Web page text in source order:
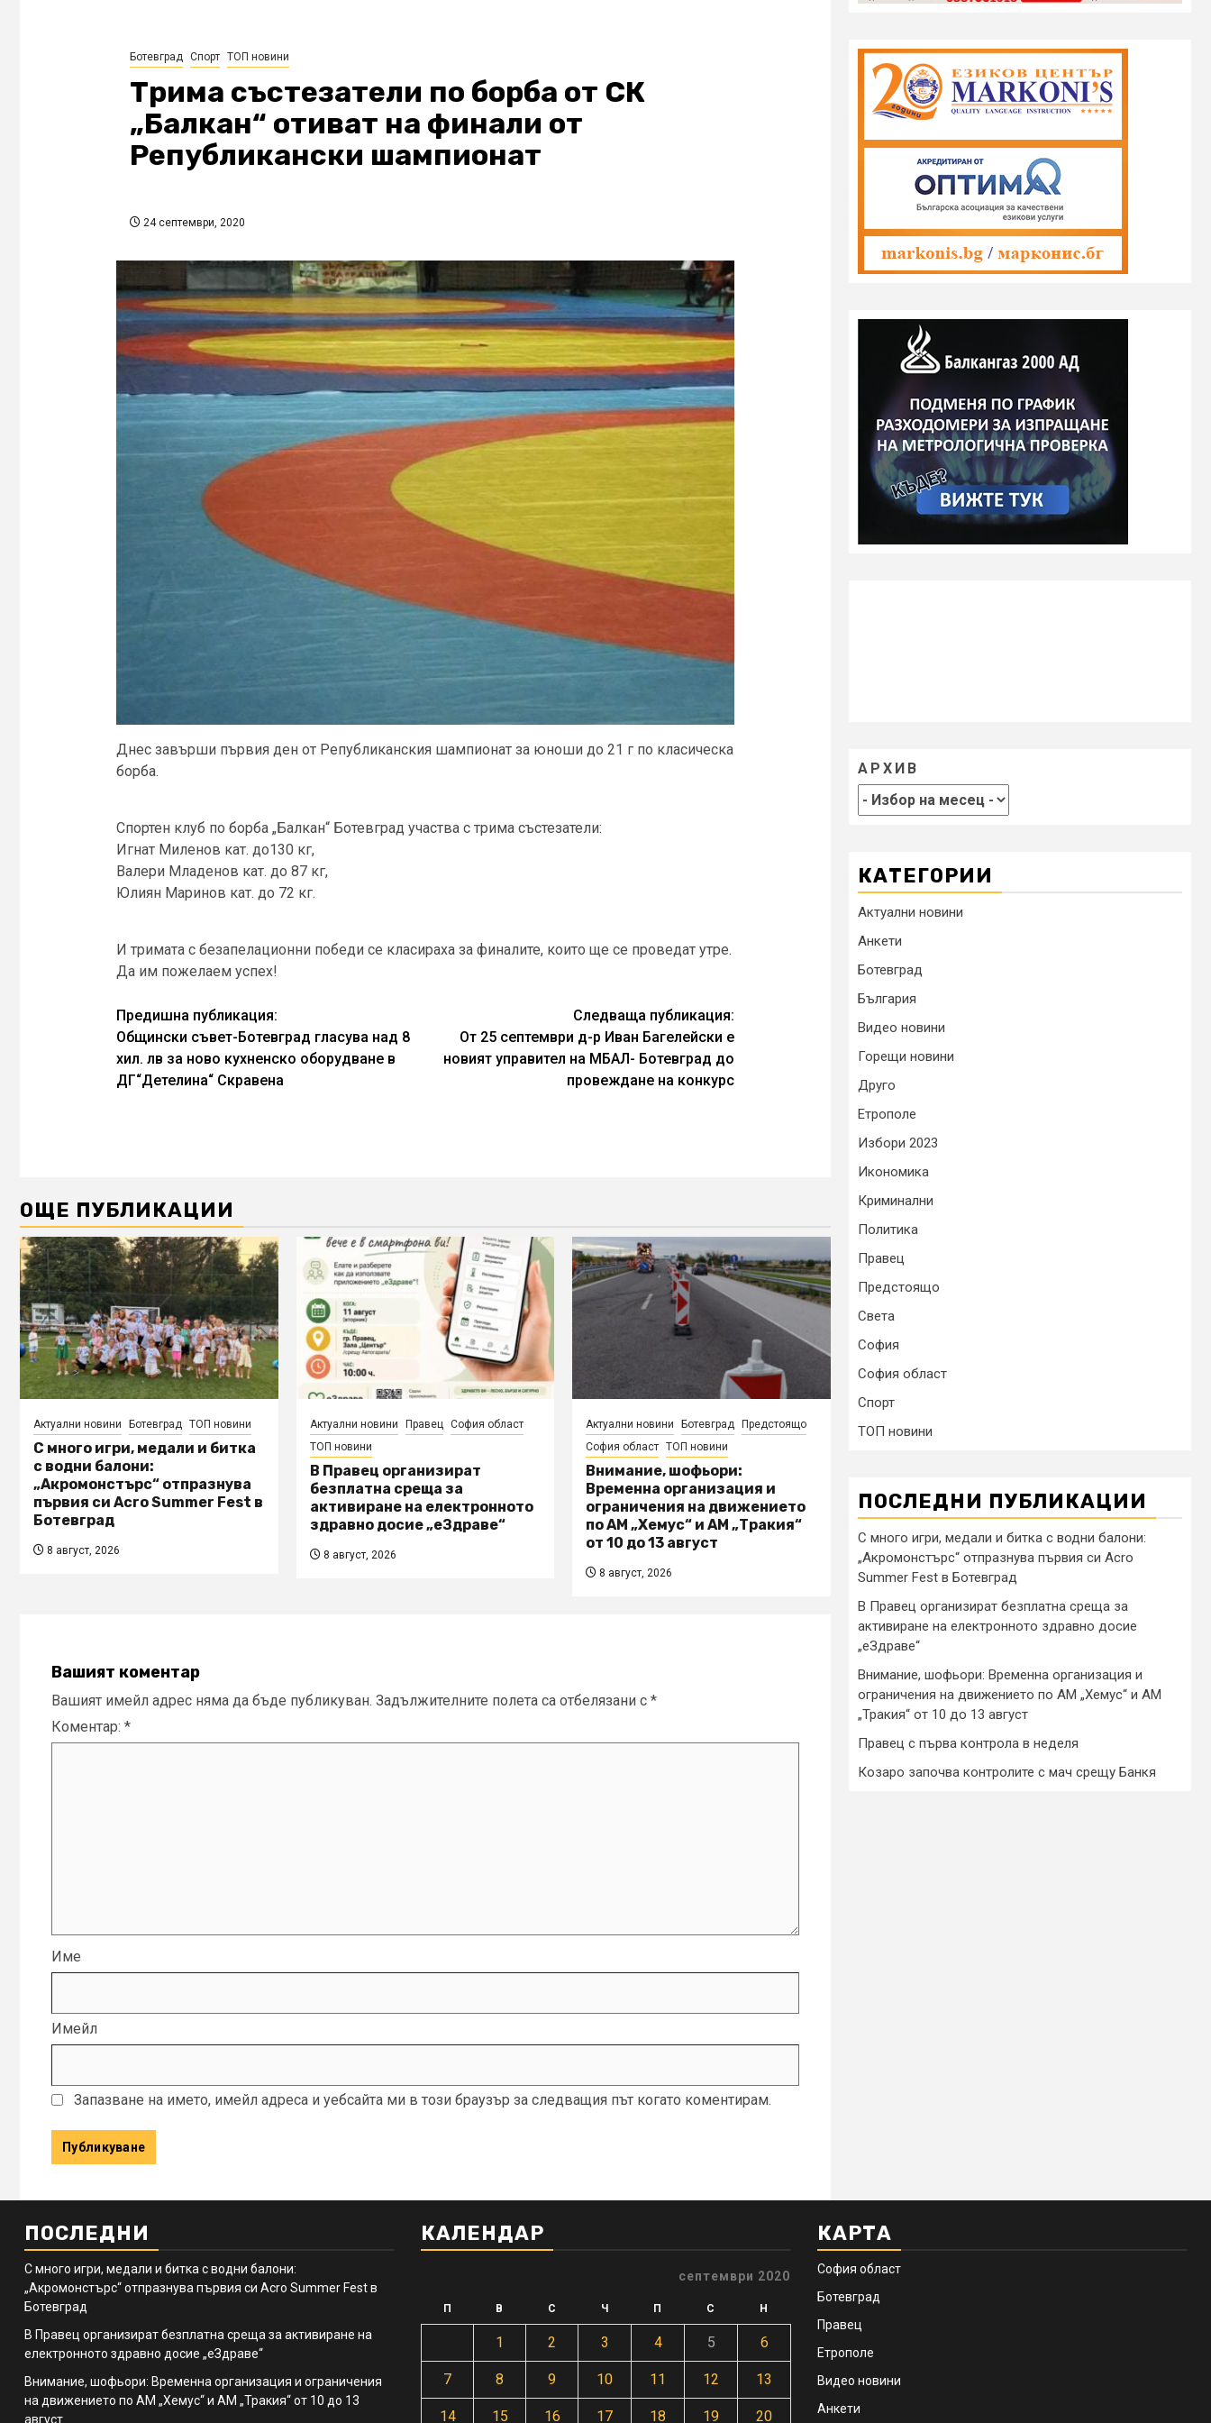
Ботевград Спорт ТОП новини
Трима състезатели по борба от СК
„Балкан“ отиват на финали от
Републикански шампионат
24 септември, 2020
Днес завърши първия ден от Републиканския шампионат за юноши до 21 г по класическа
борба.
Спортен клуб по борба „Балкан“ Ботевград участва с трима състезатели:
Игнат Миленов кат. до130 кг,
Валери Младенов кат. до 87 кг,
Юлиян Маринов кат. до 72 кг.
И тримата с безапелационни победи се класираха за финалите, които ще се проведат утре.
Да им пожелаем успех!
Continue
Reading
Предишна публикация:
Общински съвет-Ботевград гласува над 8
хил. лв за ново кухненско оборудване в
ДГ“Детелина“ Скравена
Следваща публикация:
От 25 септември д-р Иван Багелейски е
новият управител на МБАЛ- Ботевград до
провеждане на конкурс
ОЩЕ ПУБЛИКАЦИИ
Актуални новини Ботевград ТОП новини
С много игри, медали и битка
с водни балони:
„Акромонстърс“ отпразнува
първия си Acro Summer Fest в
Ботевград
8 август, 2026
Актуални новини Правец София област
ТОП новини
В Правец организират
безплатна среща за
активиране на електронното
здравно досие „еЗдраве“
8 август, 2026
Актуални новини Ботевград
Предстоящо
София област ТОП новини
Внимание, шофьори:
Временна организация и
ограничения на движението
по АМ „Хемус“ и АМ „Тракия“
от 10 до 13 август
8 август, 2026
Вашият коментар
Вашият имейл адрес няма да бъде публикуван. Задължителните полета са отбелязани с *
Коментар: *
Име
Имейл
Запазване на името, имейл адреса и уебсайта ми в този браузър за следващия път когато коментирам.
АРХИВ
КАТЕГОРИИ
Актуални новини
Анкети
Ботевград
България
Видео новини
Горещи новини
Друго
Етрополе
Избори 2023
Икономика
Криминални
Политика
Правец
Предстоящо
Света
София
София област
Спорт
ТОП новини
ПОСЛЕДНИ ПУБЛИКАЦИИ
С много игри, медали и битка с водни балони:
„Акромонстърс“ отпразнува първия си Acro
Summer Fest в Ботевград
В Правец организират безплатна среща за
активиране на електронното здравно досие
„еЗдраве“
Внимание, шофьори: Временна организация и
ограничения на движението по АМ „Хемус“ и АМ
„Тракия“ от 10 до 13 август
Правец с първа контрола в неделя
Козаро започва контролите с мач срещу Банкя
ПОСЛЕДНИ
С много игри, медали и битка с водни балони:
„Акромонстърс“ отпразнува първия си Acro Summer Fest в
Ботевград
В Правец организират безплатна среща за активиране на
електронното здравно досие „еЗдраве“
Внимание, шофьори: Временна организация и ограничения
на движението по АМ „Хемус“ и АМ „Тракия“ от 10 до 13
август
КАЛЕНДАР
септември 2020
П В С Ч П С Н
1 2 3 4 5 6
7 8 9 10 11 12 13
14 15 16 17 18 19 20
КАРТА
София област
Ботевград
Правец
Етрополе
Видео новини
Анкети